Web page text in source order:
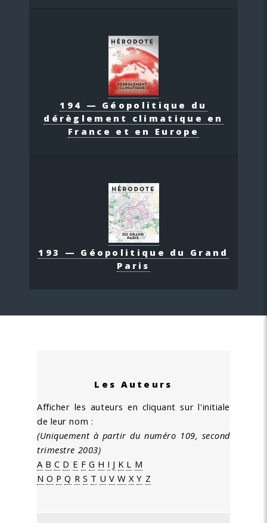
194 — Géopolitique du
dérèglement climatique en
France et en Europe
193 — Géopolitique du Grand
Paris
Les Auteurs
Afficher les auteurs en cliquant sur l'initiale
de leur nom :
(Uniquement à partir du numéro 109, second
trimestre 2003)
A B C D E F G H I J K L M
N O P Q R S T U V W X Y Z